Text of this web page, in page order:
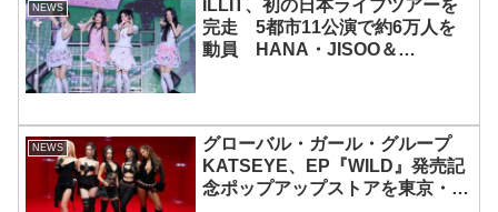
NEWS
ILLIT、初の日本ライブツアーを
完走 5都市11公演で約6万人を
動員 HANA・JISOO＆
NEWS
グローバル・ガール・グループ
KATSEYE、EP『WILD』発売記
念ポップアップストアを東京・原